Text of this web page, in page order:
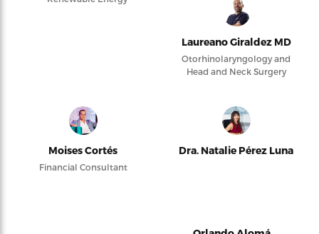
Laureano Giraldez MD
Otorhinolaryngology and
Head and Neck Surgery
Moises Cortés
Financial Consultant
Dra. Natalie Pérez Luna